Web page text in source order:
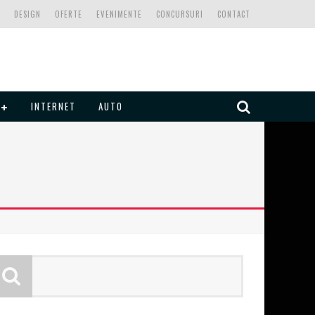
CONTACT
CONCURSURI
EVENIMENTE
OFERTE
DESIGN
INTERNET AUTO